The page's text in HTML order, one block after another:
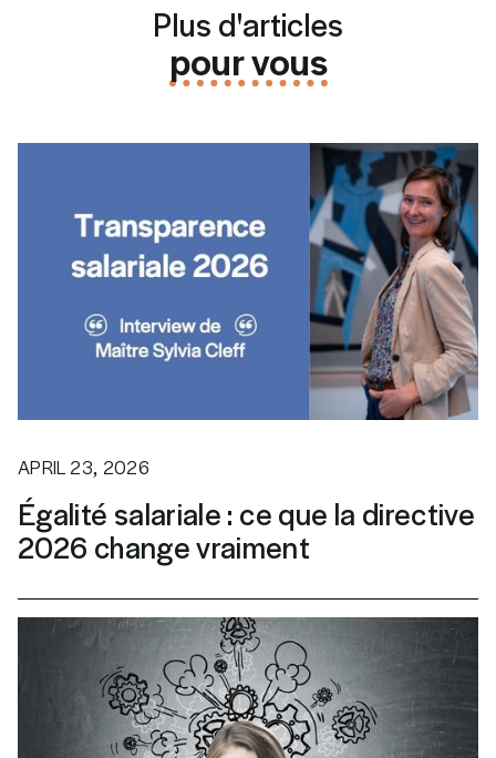
Plus d'articles
pour vous
APRIL 23, 2026
Égalité salariale : ce que la directive
2026 change vraiment